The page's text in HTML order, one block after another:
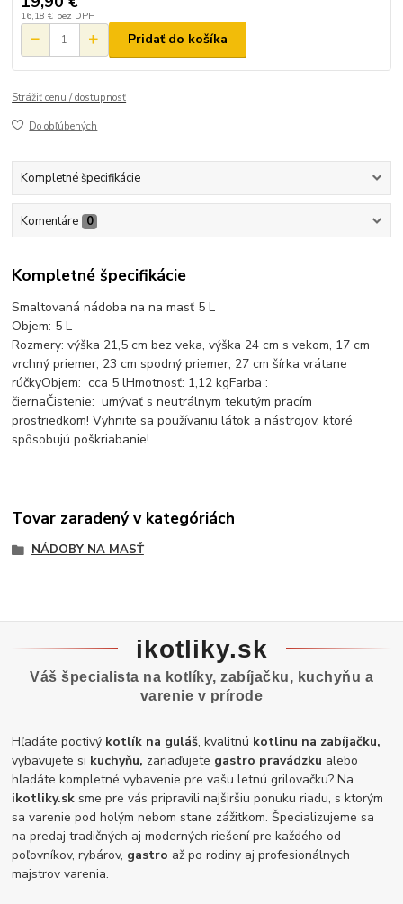
16,18 € bez DPH
Pridať do košíka
Strážiť cenu / dostupnosť
Do obľúbených
Kompletné špecifikácie
Komentáre 0
Kompletné špecifikácie
Smaltovaná nádoba na na masť 5 L
Objem: 5 L
Rozmery: výška 21,5 cm bez veka, výška 24 cm s vekom, 17 cm
vrchný priemer, 23 cm spodný priemer, 27 cm šírka vrátane
rúčkyObjem: cca 5 lHmotnosť: 1,12 kgFarba :
čiernaČistenie: umývať s neutrálnym tekutým pracím
prostriedkom! Vyhnite sa používaniu látok a nástrojov, ktoré
spôsobujú poškriabanie!
Tovar zaradený v kategóriách
NÁDOBY NA MASŤ
ikotliky.sk
Váš špecialista na kotlíky, zabíjačku, kuchyňu a
varenie v prírode
Hľadáte poctivý kotlík na guláš, kvalitnú kotlinu na zabíjačku,
vybavujete si kuchyňu, zariaďujete gastro pravádzku alebo
hľadáte kompletné vybavenie pre vašu letnú grilovačku? Na
ikotliky.sk sme pre vás pripravili najširšiu ponuku riadu, s ktorým
sa varenie pod holým nebom stane zážitkom. Špecializujeme sa
na predaj tradičných aj moderných riešení pre každého od
poľovníkov, rybárov, gastro až po rodiny aj profesionálnych
majstrov varenia.